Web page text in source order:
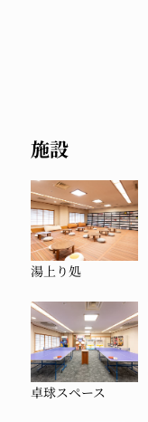
施設
湯上り処
卓球スペース